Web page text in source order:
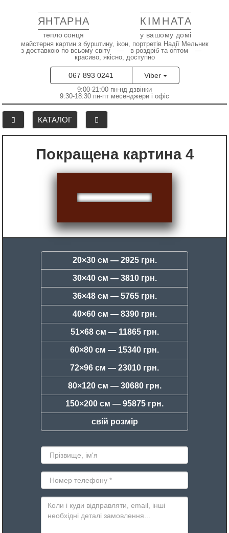
ЯНТАРНА КІМНАТА
тепло сонця у вашому домі
майстерня картин з бурштину, ікон, портретів Надії Мельник
з доставкою по всьому світу — в роздріб та оптом —
красиво, якісно, доступно
067 893 0241 Viber
9:00-21:00 пн-нд дзвінки
9:30-18:30 пн-пт месенджери і офіс
КАТАЛОГ
Покращена картина 4
20×30 см — 2925 грн.
30×40 см — 3810 грн.
36×48 см — 5765 грн.
40×60 см — 8390 грн.
51×68 см — 11865 грн.
60×80 см — 15340 грн.
72×96 см — 23010 грн.
80×120 см — 30680 грн.
150×200 см — 95875 грн.
свій розмір